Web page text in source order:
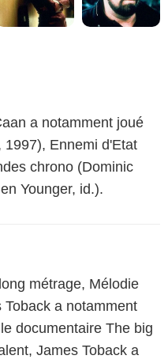
a notamment joué
Ennemi d'Etat
chrono (Dominic
Younger, id.).
métrage, Mélodie
a notamment
documentaire The big
James Toback a